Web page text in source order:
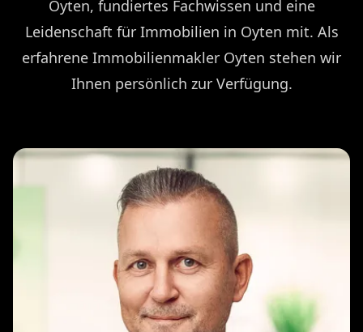
Oyten, fundiertes Fachwissen und eine
Leidenschaft für Immobilien in Oyten mit. Als
erfahrene Immobilienmakler Oyten stehen wir
Ihnen persönlich zur Verfügung.